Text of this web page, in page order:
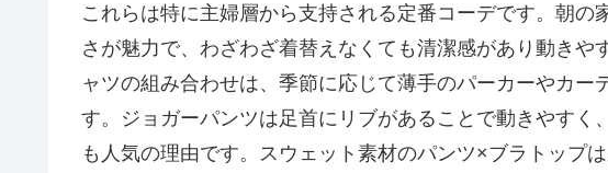
これらは特に主婦層から支持される定番コーデです。朝の
さが魅力で、わざわざ着替えなくても清潔感があり動きや
ャツの組み合わせは、季節に応じて薄手のパーカーやカー
す。ジョガーパンツは足首にリブがあることで動きやすく
も人気の理由です。スウェット素材のパンツ×ブラトップ